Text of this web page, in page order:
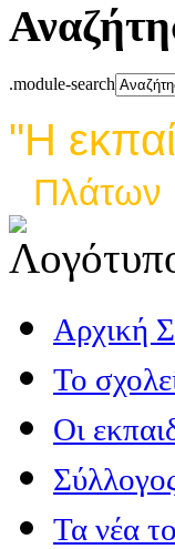
.module-search
"Η
Πλάτων
Αρχική
Το
Οι
Τα νέα